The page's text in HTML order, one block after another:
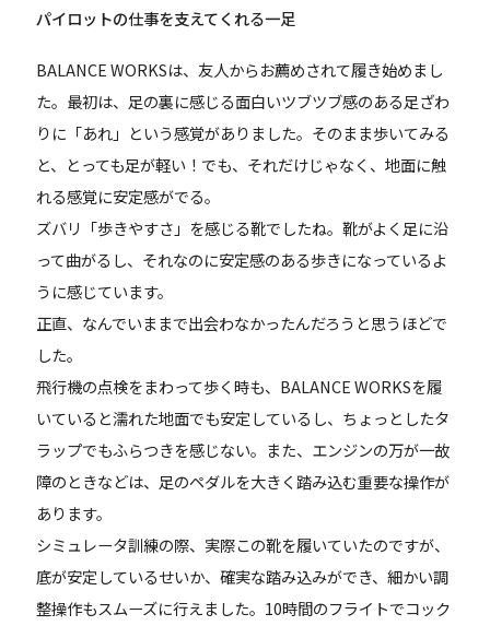
パイロットの仕事を支えてくれる一足
BALANCE WORKSは、友人からお薦めされて履き始めまし
た。最初は、足の裏に感じる面白いツブツブ感のある足ざわ
りに「あれ」という感覚がありました。そのまま歩いてみる
と、とっても足が軽い！でも、それだけじゃなく、地面に触
れる感覚に安定感がでる。
ズバリ「歩きやすさ」を感じる靴でしたね。靴がよく足に沿
って曲がるし、それなのに安定感のある歩きになっているよ
うに感じています。
正直、なんでいままで出会わなかったんだろうと思うほどで
した。
飛行機の点検をまわって歩く時も、BALANCE WORKSを履
いていると濡れた地面でも安定しているし、ちょっとしたタ
ラップでもふらつきを感じない。また、エンジンの万が一故
障のときなどは、足のペダルを大きく踏み込む重要な操作が
あります。
シミュレータ訓練の際、実際この靴を履いていたのですが、
底が安定しているせいか、確実な踏み込みができ、細かい調
整操作もスムーズに行えました。10時間のフライトでコック